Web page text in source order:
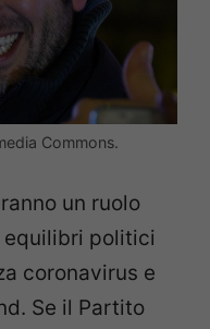
Commons.
un ruolo
politici
coronavirus e
Se il Partito